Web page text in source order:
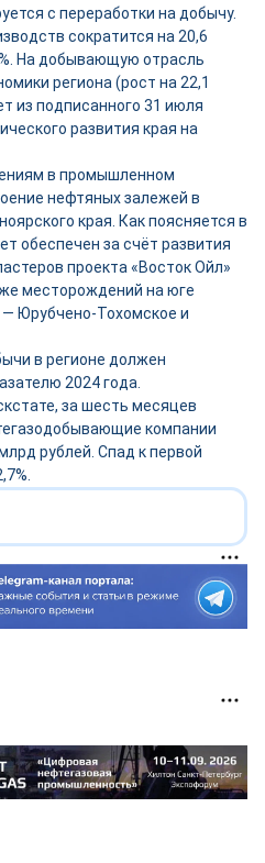
с переработки на добычу.
сократится на 20,6
На добывающую отрасль
региона (рост на 22,1
из подписанного 31 июля
развития края на
в промышленном
нефтяных залежей в
края. Как поясняется в
обеспечен за счёт развития
проекта «Восток Ойл»
месторождений на юге
— Юрубчено-Тохомское и
в регионе должен
2024 года.
за шесть месяцев
компании
рублей. Спад к первой